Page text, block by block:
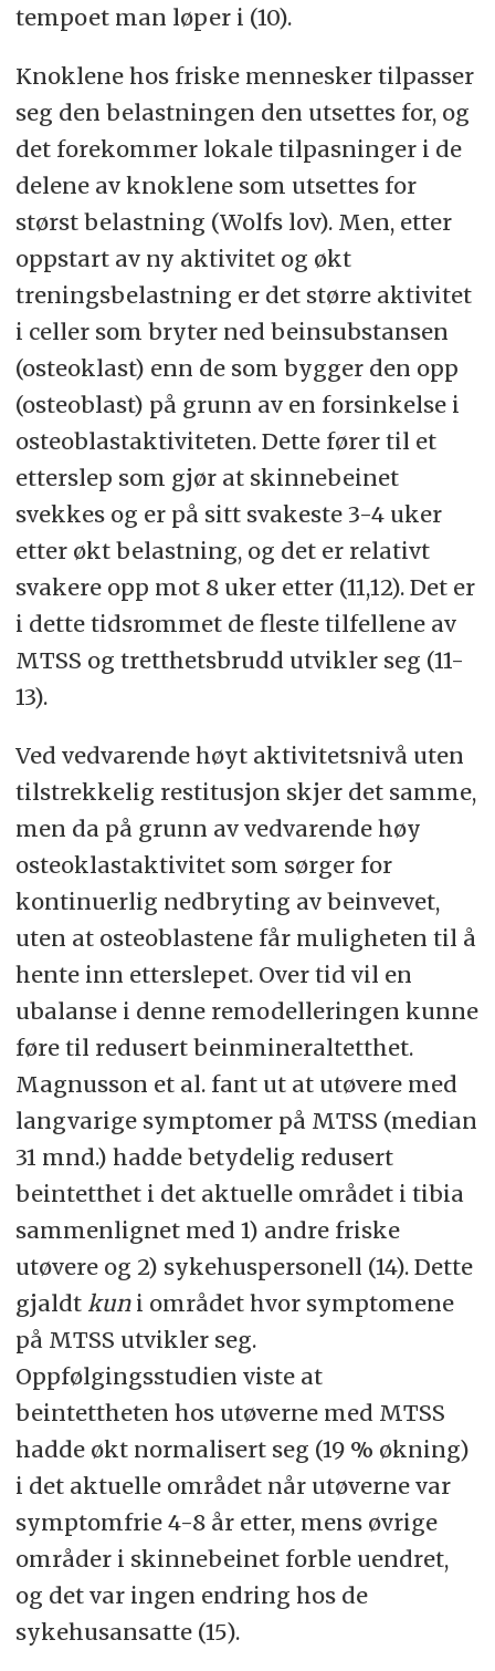
tempoet man løper i (10).
Knoklene hos friske mennesker tilpasser
seg den belastningen den utsettes for, og
det forekommer lokale tilpasninger i de
delene av knoklene som utsettes for
størst belastning (Wolfs lov). Men, etter
oppstart av ny aktivitet og økt
treningsbelastning er det større aktivitet
i celler som bryter ned beinsubstansen
(osteoklast) enn de som bygger den opp
(osteoblast) på grunn av en forsinkelse i
osteoblastaktiviteten. Dette fører til et
etterslep som gjør at skinnebeinet
svekkes og er på sitt svakeste 3-4 uker
etter økt belastning, og det er relativt
svakere opp mot 8 uker etter (11,12). Det er
i dette tidsrommet de fleste tilfellene av
MTSS og tretthetsbrudd utvikler seg (11-
13).
Ved vedvarende høyt aktivitetsnivå uten
tilstrekkelig restitusjon skjer det samme,
men da på grunn av vedvarende høy
osteoklastaktivitet som sørger for
kontinuerlig nedbryting av beinvevet,
uten at osteoblastene får muligheten til å
hente inn etterslepet. Over tid vil en
ubalanse i denne remodelleringen kunne
føre til redusert beinmineraltetthet.
Magnusson et al. fant ut at utøvere med
langvarige symptomer på MTSS (median
31 mnd.) hadde betydelig redusert
beintetthet i det aktuelle området i tibia
sammenlignet med 1) andre friske
utøvere og 2) sykehuspersonell (14). Dette
gjaldt kuni området hvor symptomene
på MTSS utvikler seg.
Oppfølgingsstudien viste at
beintettheten hos utøverne med MTSS
hadde økt normalisert seg (19 % økning)
i det aktuelle området når utøverne var
symptomfrie 4-8 år etter, mens øvrige
områder i skinnebeinet forble uendret,
og det var ingen endring hos de
sykehusansatte (15).